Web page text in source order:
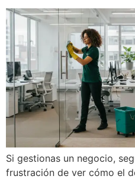
Si gestionas un negocio,
frustración de ver cómo el